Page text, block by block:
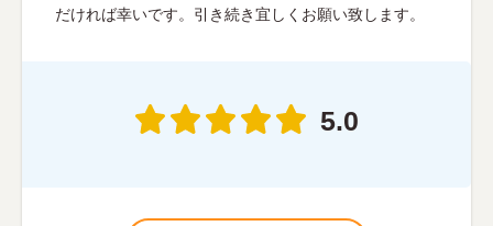
だければ幸いです。引き続き宜しくお願い致します。
5.0